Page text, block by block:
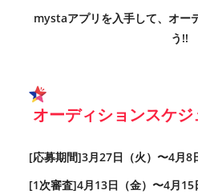
mystaアプリを入手して、オー
う!!
オーディションスケ
[応募期間]3月27日（火）〜4月8
[1次審査]4月13日（金）〜4月15